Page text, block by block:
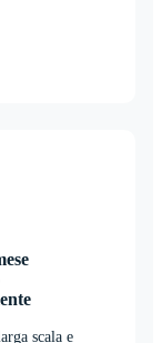
scala e